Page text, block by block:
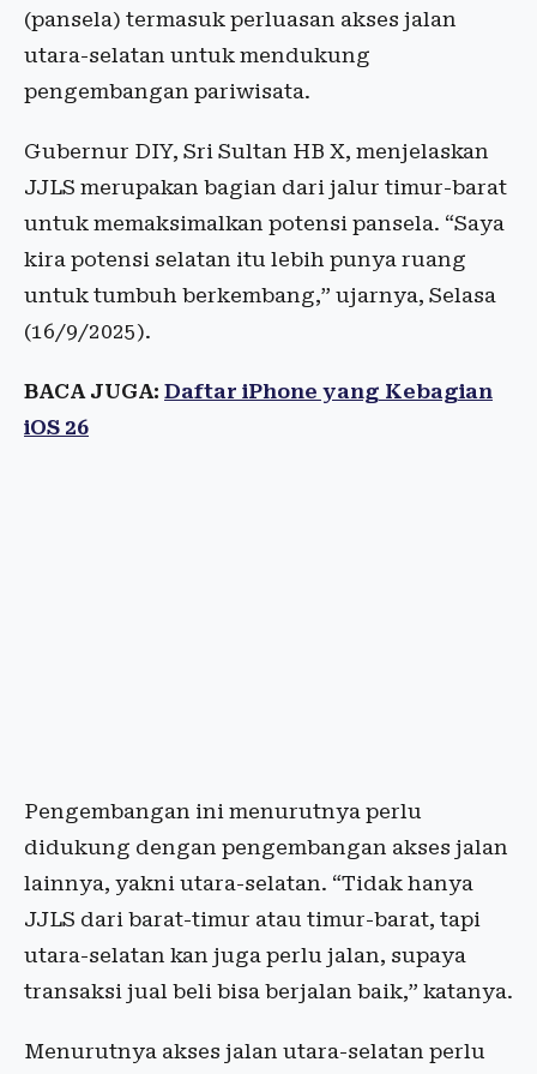
(pansela) termasuk perluasan akses jalan
utara-selatan untuk mendukung
pengembangan pariwisata.
Gubernur DIY, Sri Sultan HB X, menjelaskan
JJLS merupakan bagian dari jalur timur-barat
untuk memaksimalkan potensi pansela. “Saya
kira potensi selatan itu lebih punya ruang
untuk tumbuh berkembang,” ujarnya, Selasa
(16/9/2025).
BACA JUGA: Daftar iPhone yang Kebagian
iOS 26
Pengembangan ini menurutnya perlu
didukung dengan pengembangan akses jalan
lainnya, yakni utara-selatan. “Tidak hanya
JJLS dari barat-timur atau timur-barat, tapi
utara-selatan kan juga perlu jalan, supaya
transaksi jual beli bisa berjalan baik,” katanya.
Menurutnya akses jalan utara-selatan perlu